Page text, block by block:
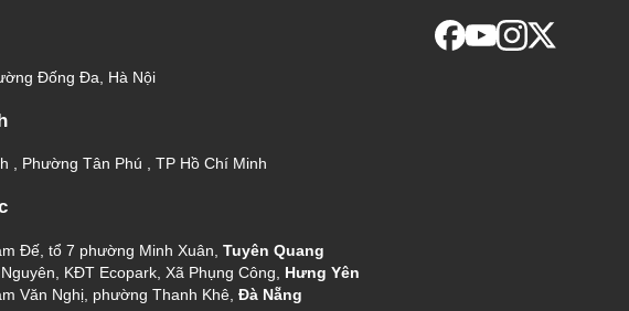
Đống Đa, Hà Nội
, Phường Tân Phú , TP Hồ Chí Minh
Đế, tổ 7 phường Minh Xuân, Tuyên Quang
KĐT Ecopark, Xã Phụng Công, Hưng Yên
Văn Nghị, phường Thanh Khê, Đà Nẵng